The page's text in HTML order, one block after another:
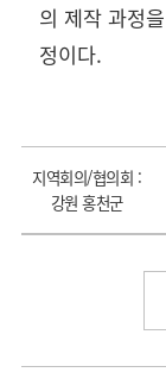
의 제작 과정
정이다.
지역회의/협의회 :
강원 홍천군